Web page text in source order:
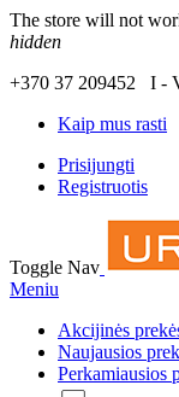
The store will not
hidden
+370 37 209452 I -
Kaip mus rasti
Prisijungti
Registruotis
Toggle Nav
Meniu
Akcijinės
Naujausios
Perkamiausios